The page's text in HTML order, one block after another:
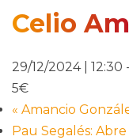
Celio
29/12/2024 | 12:30 -
5€
« Amancio
Pau Segalés: